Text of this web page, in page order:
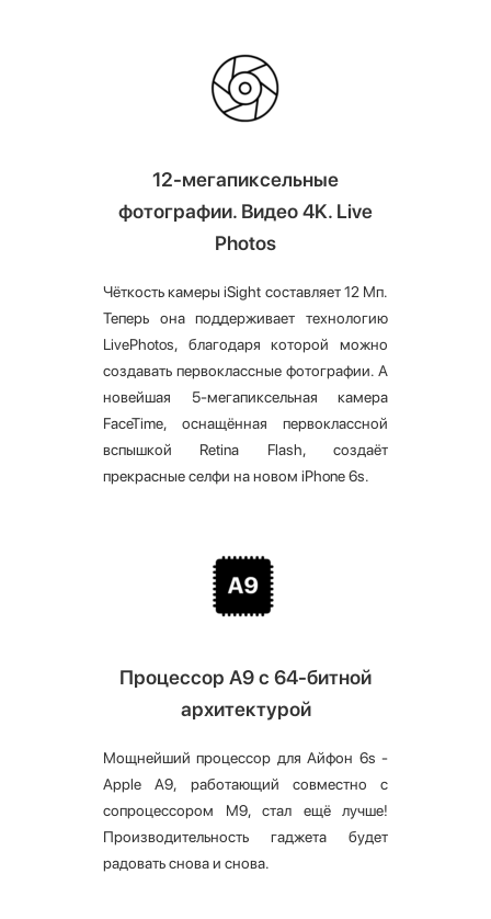
12-мегапиксельные
фотографии. Видео 4K. Live
Photos
Чёткость камеры iSight составляет 12 Мп.
Теперь она поддерживает технологию
LivePhotos, благодаря которой можно
создавать первоклассные фотографии. А
новейшая 5-мегапиксельная камера
FaceTime, оснащённая первоклассной
вспышкой Retina Flash, создаёт
прекрасные селфи на новом iPhone 6s.
Процессор А9 с 64-битной
архитектурой
Мощнейший процессор для Айфон 6s -
Apple A9, работающий совместно с
сопроцессором M9, стал ещё лучше!
Производительность гаджета будет
радовать снова и снова.